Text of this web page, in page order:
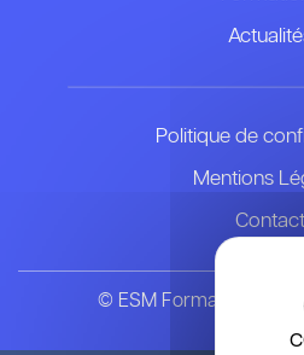
Politique de
Mentions
Contact
© ESM Formation &